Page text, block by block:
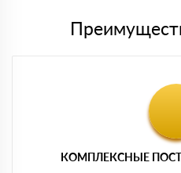
КОМПЛЕКСНЫЕ